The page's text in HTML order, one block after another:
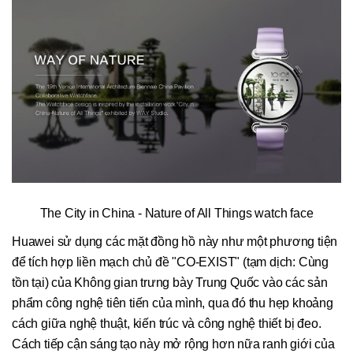
The City in China - Nature of All Things watch face
Huawei sử dụng các mặt đồng hồ này như một phương tiện
để tích hợp liền mạch chủ đề "CO-EXIST" (tạm dịch: Cùng
tồn tại) của Không gian trưng bày Trung Quốc vào các sản
phẩm công nghệ tiên tiến của mình, qua đó thu hẹp khoảng
cách giữa nghệ thuật, kiến trúc và công nghệ thiết bị đeo.
Cách tiếp cận sáng tạo này mở rộng hơn nữa ranh giới của